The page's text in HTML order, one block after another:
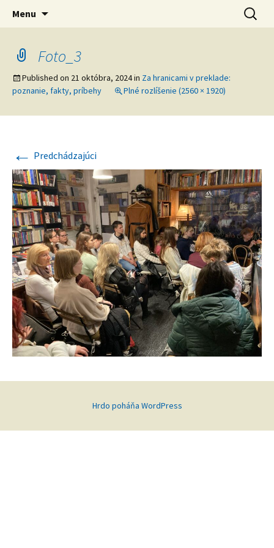
Ústav svetovej literatúry SAV
verejná výskumná inštitúcia
Menu Hľadať:
Foto_3
Published on 21 októbra, 2024in Za hranicami v preklade:
poznanie, fakty, príbehy
Plné rozlíšenie (2560 × 1920)
← Predchádzajúci
Hrdo poháňa WordPress